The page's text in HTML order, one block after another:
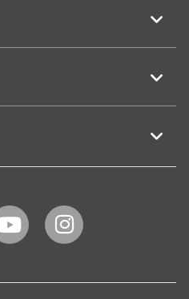
WERTGARANTIE
auf